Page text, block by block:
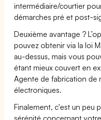
intermédiaire/courtier
démarches pré et post-
Deuxième avantage ?
pouvez obtenir via la loi
au-dessus, mais vous
étant mieux couvert en
Agente de fabrication de
électroniques.
Finalement, c'est un peu
sérénité concernant